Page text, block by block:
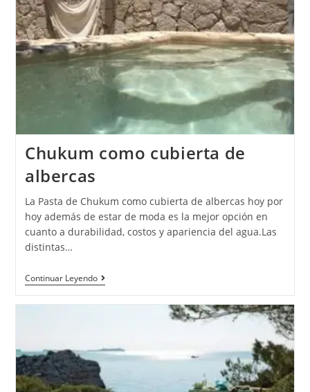
Chukum como cubierta de
albercas
La Pasta de Chukum como cubierta de albercas hoy por
hoy además de estar de moda es la mejor opción en
cuanto a durabilidad, costos y apariencia del agua.Las
distintas…
Continuar Leyendo